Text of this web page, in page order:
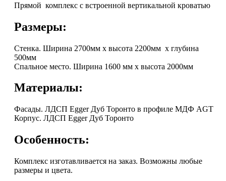
Прямой комплекс с встроенной вертикальной кроватью
Размеры:
Стенка. Ширина 2700мм х высота 2200мм х глубина
500мм
Спальное место. Ширина 1600 мм х высота 2000мм
Материалы:
Фасады. ЛДСП Egger Дуб Торонто в профиле МДФ AGT
Корпус. ЛДСП Egger Дуб Торонто
Особенность:
Комплекс изготавливается на заказ. Возможны любые
размеры и цвета.